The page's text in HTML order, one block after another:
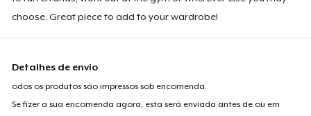
choose. Great piece to add to your wardrobe!
Detalhes de envio
odos os produtos são impressos sob encomenda.
Se fizer a sua encomenda agora, esta será enviada antes de ou em